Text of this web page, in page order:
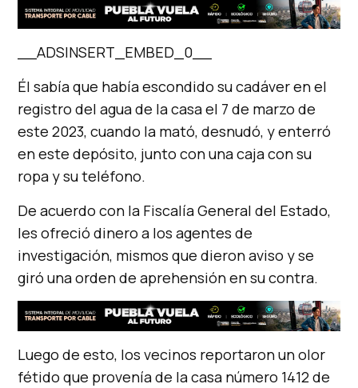
__ADSINSERT_EMBED_0__
Él sabía que había escondido su cadáver en el
registro del agua de la casa el 7 de marzo de
este 2023, cuando la mató, desnudó, y enterró
en este depósito, junto con una caja con su
ropa y su teléfono.
De acuerdo con la Fiscalía General del Estado,
les ofreció dinero a los agentes de
investigación, mismos que dieron aviso y se
giró una orden de aprehensión en su contra.
Luego de esto, los vecinos reportaron un olor
fétido que provenía de la casa número 1412 de